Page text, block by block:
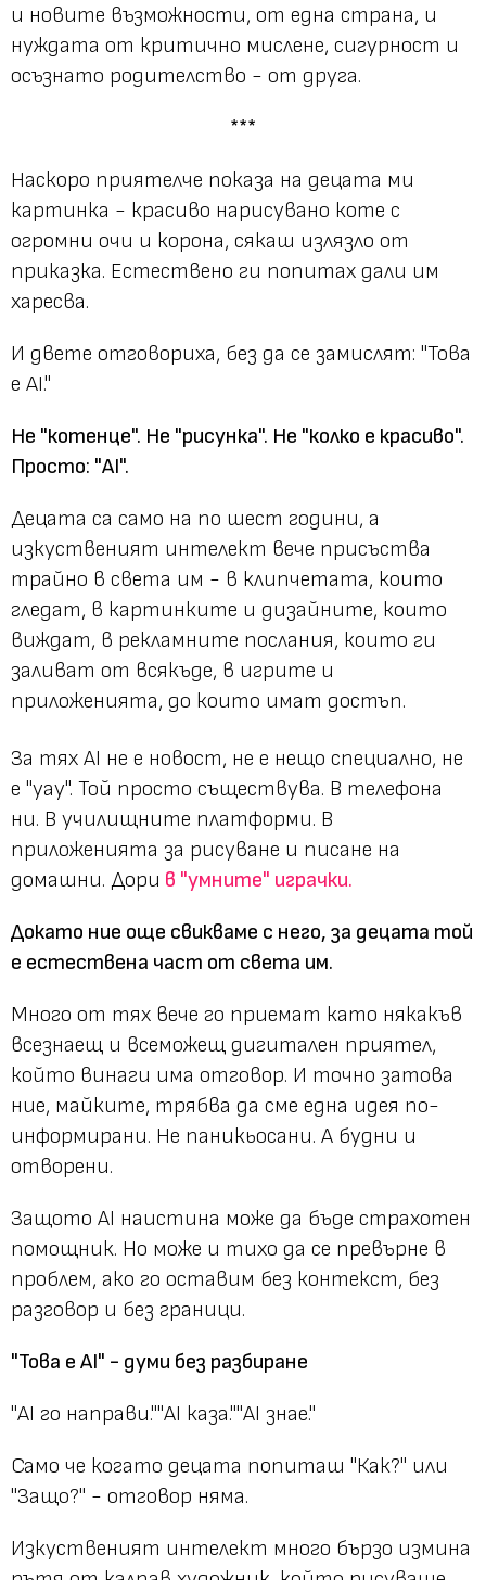
и новите възможности, от една страна, и
нуждата от критично мислене, сигурност и
осъзнато родителство - от друга.
***
Наскоро приятелче показа на децата ми
картинка - красиво нарисувано коте с
огромни очи и корона, сякаш излязло от
приказка. Естествено ги попитах дали им
харесва.
И двете отговориха, без да се замислят: "Това
е AI."
Не "котенце". Не "рисунка". Не "колко е красиво".
Просто: "AI".
Децата са само на по шест години, а
изкуственият интелект вече присъства
трайно в света им - в клипчетата, които
гледат, в картинките и дизайните, които
виждат, в рекламните послания, които ги
заливат от всякъде, в игрите и
приложенията, до които имат достъп.
За тях AI не е новост, не е нещо специално, не
е "уау". Той просто съществува. В телефона
ни. В училищните платформи. В
приложенията за рисуване и писане на
домашни. Дори в "умните" играчки.
Докато ние още свикваме с него, за децата той
е естествена част от света им.
Много от тях вече го приемат като някакъв
всезнаещ и всеможещ дигитален приятел,
който винаги има отговор. И точно затова
ние, майките, трябва да сме една идея по-
информирани. Не паникьосани. А будни и
отворени.
Защото AI наистина може да бъде страхотен
помощник. Но може и тихо да се превърне в
проблем, ако го оставим без контекст, без
разговор и без граници.
"Това е AI" - думи без разбиране
"AI го направи.""AI каза.""AI знае."
Само че когато децата попиташ "Как?" или
"Защо?" - отговор няма.
Изкуственият интелект много бързо измина